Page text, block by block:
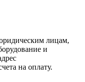
лицам,
и
на оплату.